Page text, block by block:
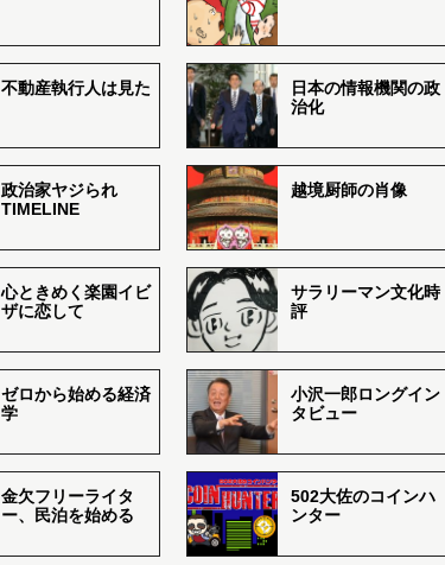
不動産執行人は見た
日本の情報機関の政
治化
政治家ヤジられ
TIMELINE
越境厨師の肖像
心ときめく楽園イビ
ザに恋して
サラリーマン文化時
評
ゼロから始める経済
学
小沢一郎ロングイン
タビュー
金欠フリーライタ
ー、民泊を始める
502大佐のコインハ
ンター